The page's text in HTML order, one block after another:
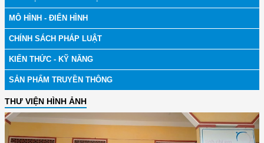
MÔ HÌNH - ĐIỂN HÌNH
CHÍNH SÁCH PHÁP LUẬT
KIẾN THỨC - KỸ NĂNG
SẢN PHẨM TRUYỀN THÔNG
THƯ VIỆN HÌNH ẢNH